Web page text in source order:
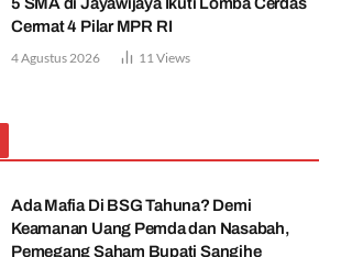
Cermat 4 Pilar MPR RI
4 Agustus 2026 11 Views
Ada Mafia Di BSG Tahuna? Demi
Keamanan Uang Pemda dan Nasabah,
Pemegang Saham Bupati Sangihe